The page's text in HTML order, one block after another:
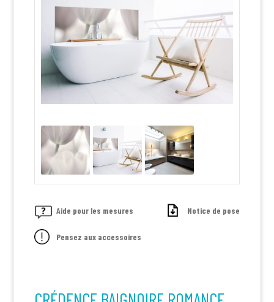
Aide pour les mesures Notice de pose
Pensez aux accessoires